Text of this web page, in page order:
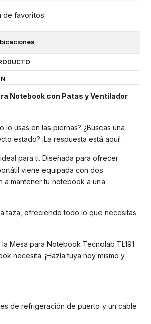
de favoritos
Notebook con Patas y Ventilador
usas en las piernas? ¿Buscas una
estado? ¡La respuesta está aquí!
para ti. Diseñada para ofrecer
viene equipada con dos
mantener tu notebook a una
taza, ofreciendo todo lo que necesitas
Mesa para Notebook Tecnolab TL191.
necesita. ¡Hazla tuya hoy mismo y
de refrigeración de puerto y un cable